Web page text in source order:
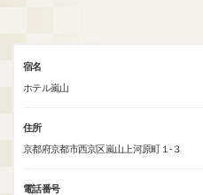
宿名
ホテル嵐山
住所
京都府京都市西京区嵐山上河原町１-３
電話番号